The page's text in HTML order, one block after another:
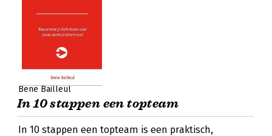
Bene Bailleul
In 10 stappen een topteam
In 10 stappen een topteam is een praktisch,